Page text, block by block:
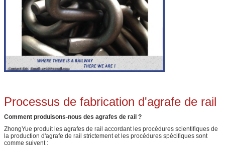
Processus de fabrication d'agrafe de rail
Comment produisons-nous des agrafes de rail ?
ZhongYue produit les agrafes de rail accordant les procédures scientifiques de
la production d'agrafe de rail strictement et les procédures spécifiques sont
comme suivent :